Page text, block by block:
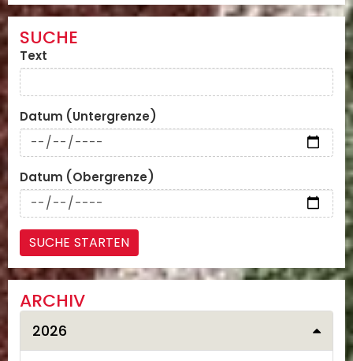
SUCHE
Text
Datum (Untergrenze)
Datum (Obergrenze)
ARCHIV
2026